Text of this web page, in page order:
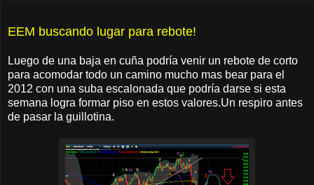
EEM buscando lugar para rebote!
Luego de una baja en cuña podría venir un rebote de corto
para acomodar todo un camino mucho mas bear para el
2012 con una suba escalonada que podría darse si esta
semana logra formar piso en estos valores.Un respiro antes
de pasar la guillotina.